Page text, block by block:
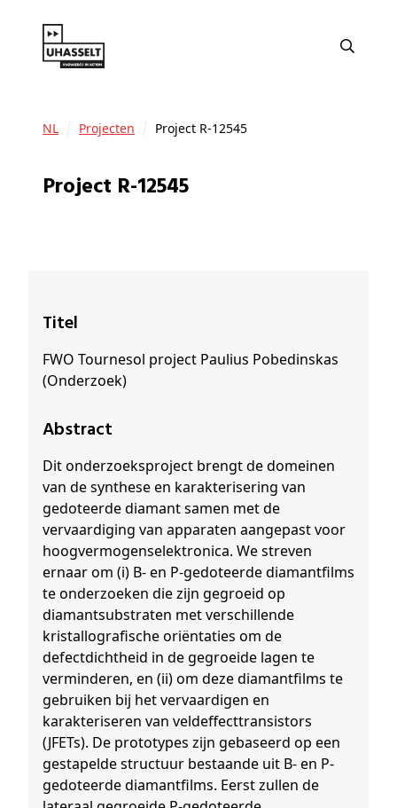
NL Projecten Project R-12545
Project R-12545
Titel
FWO Tournesol project Paulius Pobedinskas
(Onderzoek)
Abstract
Dit onderzoeksproject brengt de domeinen
van de synthese en karakterisering van
gedoteerde diamant samen met de
vervaardiging van apparaten aangepast voor
hoogvermogenselektronica. We streven
ernaar om (i) B- en P-gedoteerde diamantfilms
te onderzoeken die zijn gegroeid op
diamantsubstraten met verschillende
kristallografische oriëntaties om de
defectdichtheid in de gegroeide lagen te
verminderen, en (ii) om deze diamantfilms te
gebruiken bij het vervaardigen en
karakteriseren van veldeffecttransistors
(JFETs). De prototypes zijn gebaseerd op een
gestapelde structuur bestaande uit B- en P-
gedoteerde diamantfilms. Eerst zullen de